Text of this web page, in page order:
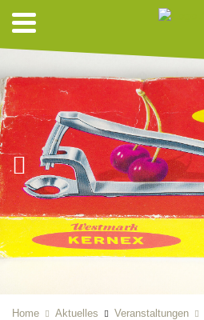
Home Aktuelles Veranstaltungen